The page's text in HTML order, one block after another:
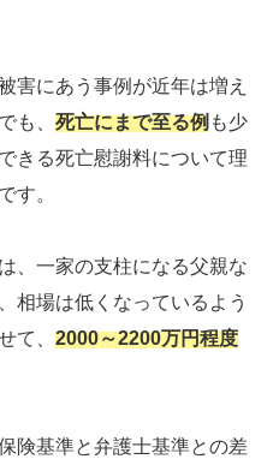
害にあう事例が近年は増え
も、死亡にまで至る例も少
きる死亡慰謝料について理
す。
、一家の支柱になる父親な
相場は低くなっているよう
て、2000～2200万円程度
険基準と弁護士基準との差